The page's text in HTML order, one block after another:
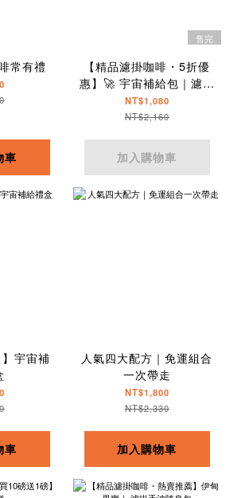
常有禮
車
售完
【精品濾掛咖啡・5折優
惠】🚀 宇宙補給包｜濾掛
36 包
NT$1,080
NT$2,160
加入購物車
】宇宙補
車
人氣四大配方｜免運組合
一次帶走
NT$1,800
NT$2,330
加入購物車